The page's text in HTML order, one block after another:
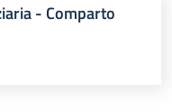
- Comparto